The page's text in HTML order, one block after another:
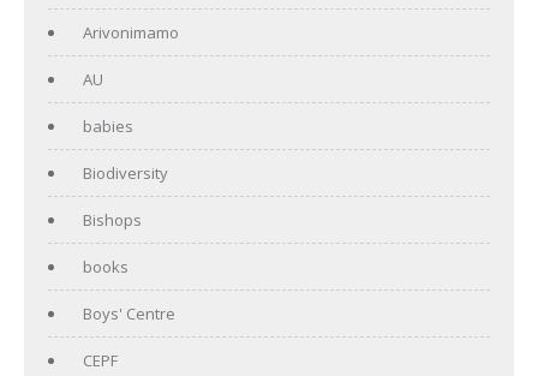
Arivonimamo
AU
babies
Biodiversity
Bishops
books
Boys' Centre
CEPF